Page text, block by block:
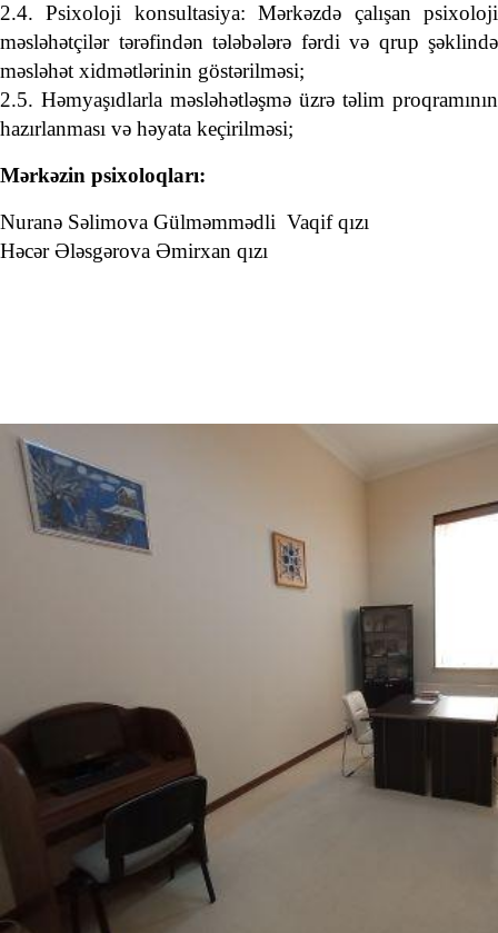
2.4. Psixoloji konsultasiya: Mərkəzdə çalışan psixoloji
məsləhətçilər tərəfindən tələbələrə fərdi və qrup şəklində
məsləhət xidmətlərinin göstərilməsi;
2.5. Həmyaşıdlarla məsləhətləşmə üzrə təlim proqramının
hazırlanması və həyata keçirilməsi;
Mərkəzin psixoloqları:
Nuranə Səlimova Gülməmmədli Vaqif qızı
Həcər Ələsgərova Əmirxan qızı